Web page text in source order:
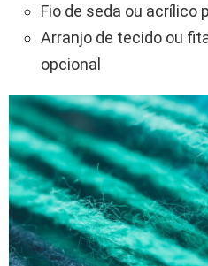
Fio de seda ou acrílico
Arranjo de tecido ou
opcional